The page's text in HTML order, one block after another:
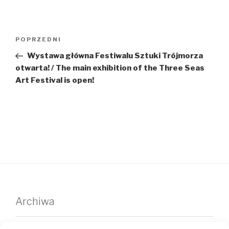
Poprzedni
wpis
POPRZEDNI
Wystawa główna Festiwalu Sztuki Trójmorza
otwarta! / The main exhibition of the Three Seas
Art Festival is open!
Archiwa